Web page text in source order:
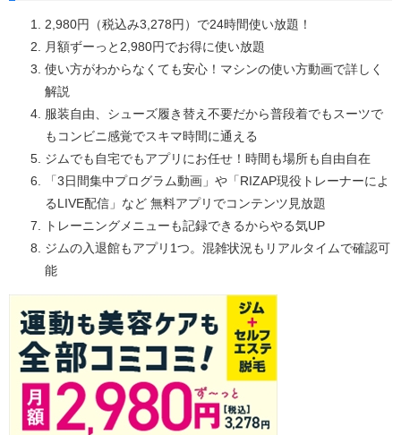
2,980円（税込み3,278円）で24時間使い放題！
月額ずーっと2,980円でお得に使い放題
使い方がわからなくても安心！マシンの使い方動画で詳しく
解説
服装自由、シューズ履き替え不要だから普段着でもスーツで
もコンビニ感覚でスキマ時間に通える
ジムでも自宅でもアプリにお任せ！時間も場所も自由自在
「3日間集中プログラム動画」や「RIZAP現役トレーナーによ
るLIVE配信」など 無料アプリでコンテンツ見放題
トレーニングメニューも記録できるからやる気UP
ジムの入退館もアプリ1つ。混雑状況もリアルタイムで確認可
能